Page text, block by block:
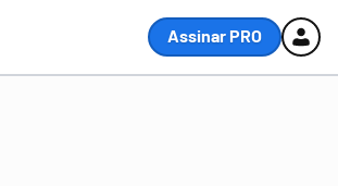
Assinar PRO